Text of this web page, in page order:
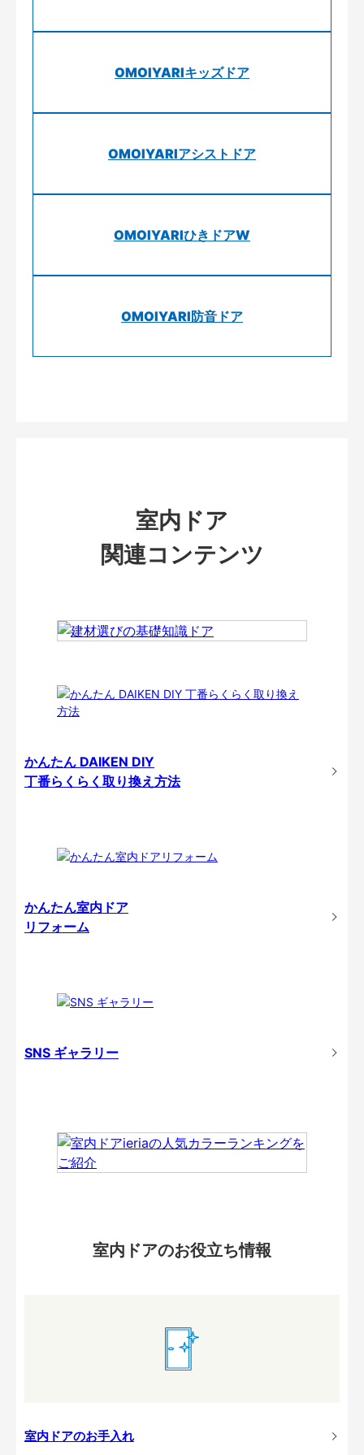
OMOIYARIキッズドア
OMOIYARIアシストドア
OMOIYARIひきドアW
OMOIYARI防音ドア
室内ドア
関連コンテンツ
かんたん DAIKEN DIY
丁番らくらく取り換え方法
かんたん室内ドア
リフォーム
SNS ギャラリー
室内ドアのお役立ち情報
室内ドアのお手入れ